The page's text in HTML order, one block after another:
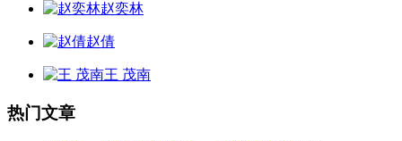
赵奕林
赵倩
王 茂南
热门文章